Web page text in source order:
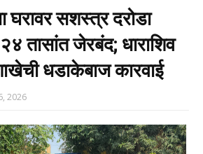
घरावर सशस्त्र दरोडा
तासांत जेरबंद; धाराशिव
धडाकेबाज कारवाई
2026